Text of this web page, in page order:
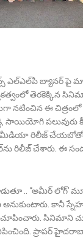
ఎల్ఎల్‌పి బ్యానర్
తెరకెక్కిన
నటించిన ఈ చిత్రంలో
సాయియోగి
రిలీజ్
రిలీజ్ చేశారు. ఈ
.. ‘‘అమీర్ లోగ్’
అనుకుంటారు. కానీ
సినిమాని
ప్రాపర్